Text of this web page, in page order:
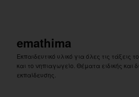
emathima
Εκπαιδευτικό υλικό για όλες τις τάξεις
και το νηπιαγωγείο. Θέματα ειδικής και
εκπαίδευσης.